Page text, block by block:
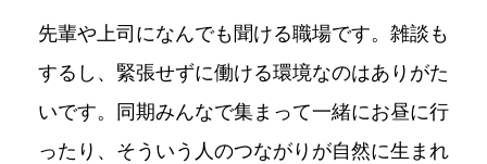
先輩や上司になんでも聞ける職場です。雑談も
するし、緊張せずに働ける環境なのはありがた
いです。同期みんなで集まって一緒にお昼に行
ったり、そういう人のつながりが自然に生まれ